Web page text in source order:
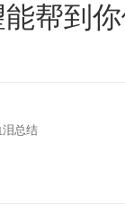
帮到
泪总结